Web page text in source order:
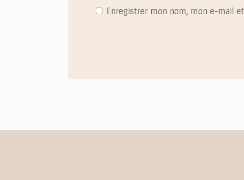
Enregistrer mon nom, mon e-mail